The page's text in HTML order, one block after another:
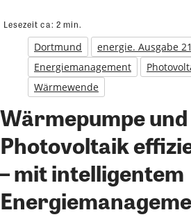
Lesezeit ca: 2 min.
Dortmund
energie. Ausgabe 21
Energiemanagement
Wärmewende
Wärmepumpe und
Photovoltaik
– mit intelligentem